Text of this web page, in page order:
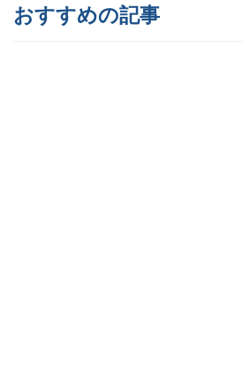
おすすめの記事